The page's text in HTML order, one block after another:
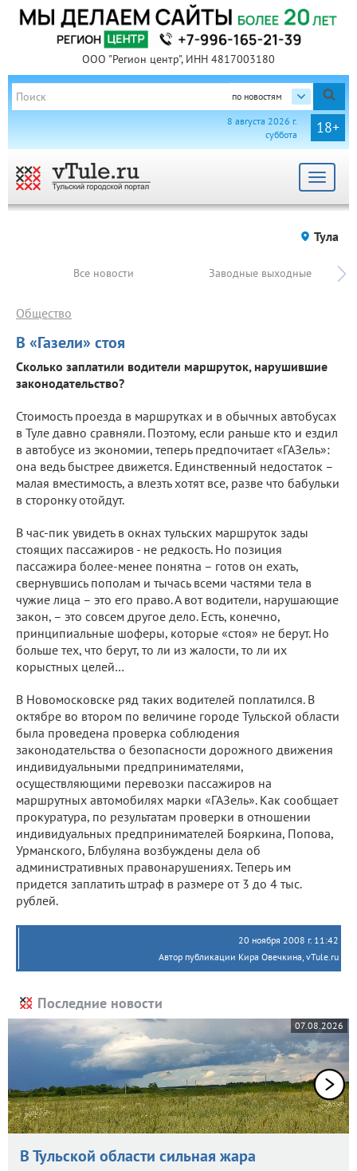
ООО "Регион центр", ИНН 4817003180
по новостям
18+
8 августа 2026 г.
суббота
Toggle
Тула
Все новости Заводные выходные
В «Газели» стоя
Общество
Сколько заплатили водители маршруток, нарушившие
законодательство?
Стоимость проезда в маршрутках и в обычных автобусах
в Туле давно сравняли. Поэтому, если раньше кто и ездил
в автобусе из экономии, теперь предпочитает «ГАЗель»:
она ведь быстрее движется. Единственный недостаток –
малая вместимость, а влезть хотят все, разве что бабульки
в сторонку отойдут.
В час-пик увидеть в окнах тульских маршруток зады
стоящих пассажиров - не редкость. Но позиция
пассажира более-менее понятна – готов он ехать,
свернувшись пополам и тычась всеми частями тела в
чужие лица – это его право. А вот водители, нарушающие
закон, – это совсем другое дело. Есть, конечно,
принципиальные шоферы, которые «стоя» не берут. Но
больше тех, что берут, то ли из жалости, то ли их
корыстных целей…
В Новомосковске ряд таких водителей поплатился. В
октябре во втором по величине городе Тульской области
была проведена проверка соблюдения
законодательства о безопасности дорожного движения
индивидуальными предпринимателями,
осуществляющими перевозки пассажиров на
маршрутных автомобилях марки «ГАЗель». Как сообщает
прокуратура, по результатам проверки в отношении
индивидуальных предпринимателей Бояркина, Попова,
Урманского, Блбуляна возбуждены дела об
административных правонарушениях. Теперь им
придется заплатить штраф в размере от 3 до 4 тыс.
рублей.
20 ноября 2008 г. 11:42
Автор публикации Кира Овечкина, vTule.ru
Последние новости
07.08.2026
В Тульской области сильная жара